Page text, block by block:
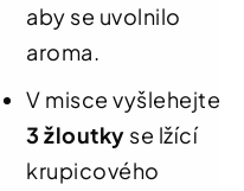
aby se uvolnilo
aroma.
V misce vyšlehejte
3 žloutky se lžící
krupicového